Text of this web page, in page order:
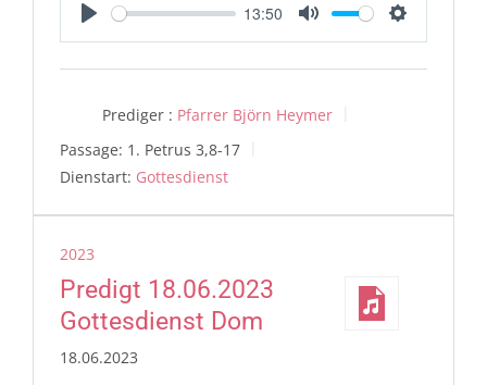
Play
13:50
Mute Settings
Prediger : Pfarrer Björn Heymer
Passage: 1. Petrus 3,8-17
Dienstart: Gottesdienst
2023
Predigt 18.06.2023
Gottesdienst Dom
18.06.2023